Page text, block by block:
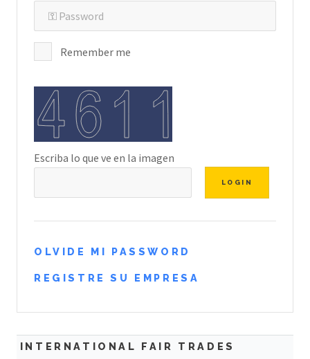
Remember me
Escriba lo que ve en la imagen
OLVIDE MI PASSWORD
REGISTRE SU EMPRESA
INTERNATIONAL FAIR TRADES